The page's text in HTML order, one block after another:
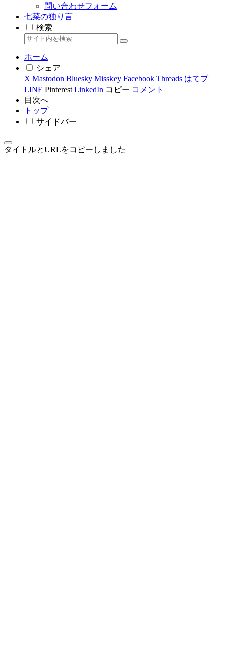
問い合わせフォーム
七菜の独り言
検索
ホーム
シェア
X Mastodon Bluesky Misskey Facebook Threads はてブ
LINE Pinterest LinkedIn コピー コメント
目次へ
トップ
サイドバー
タイトルとURLをコピーしました